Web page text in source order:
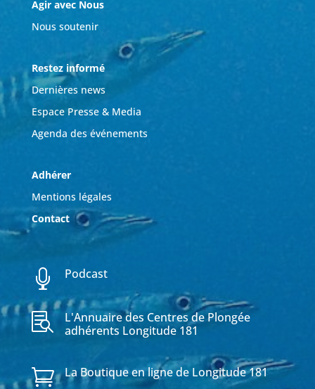
Agir avec Nous
Nous soutenir
Restez informé
Dernières news
Espace Presse & Media
Agenda des événements
Adhérer
Mentions légales
Contact
 Podcast

L'Annuaire des Centres de Plongée
adhérents Longitude 181
 La Boutique en ligne de Longitude 181